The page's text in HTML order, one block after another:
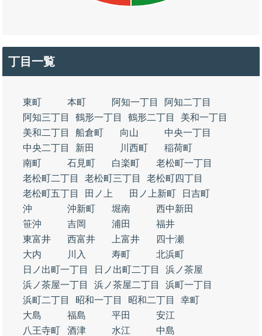
丁目一覧
東町 本町 阿知一丁目
阿知二丁目
阿知三丁目
鶴形一丁目 鶴形二丁目
美和一丁目
美和二丁目
船倉町 向山
中央一丁目
中央二丁目
新田 川西町
稲荷町
南町
石見町 白楽町
老松町一丁目
老松町二丁目
老松町三丁目
老松町四丁目
老松町五丁目
田ノ上 田ノ上新町
日吉町
沖
沖新町 堀南
西中新田
笹沖
吉岡 浦田
福井
東富井
西富井 上富井
四十瀬
大内
川入 寿町
北浜町
日ノ出町一丁目
日ノ出町二丁目
浜ノ茶屋
浜ノ茶屋一丁目
浜ノ茶屋二丁目
浜町一丁目
浜町二丁目
昭和一丁目 昭和二丁目
幸町
大島
福島 平田
安江
八王寺町
酒津 水江
中島